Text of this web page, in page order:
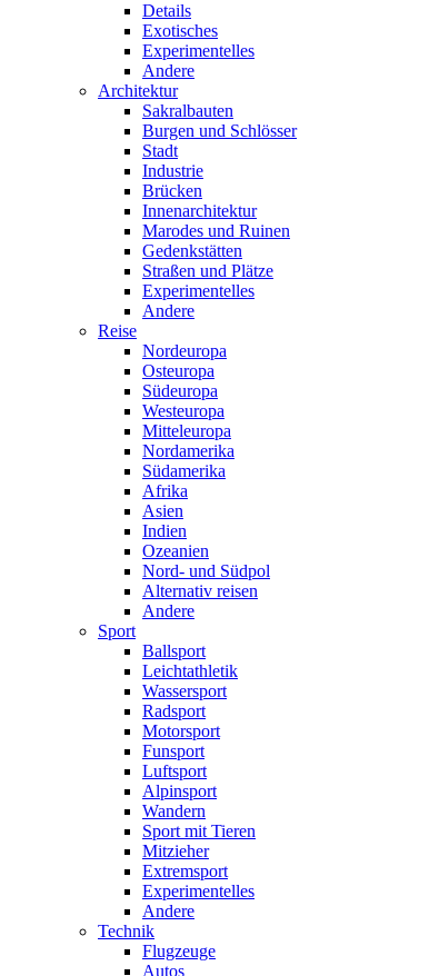
Details
Exotisches
Experimentelles
Andere
Architektur
Sakralbauten
Burgen und Schlösser
Stadt
Industrie
Brücken
Innenarchitektur
Marodes und Ruinen
Gedenkstätten
Straßen und Plätze
Experimentelles
Andere
Reise
Nordeuropa
Osteuropa
Südeuropa
Westeuropa
Mitteleuropa
Nordamerika
Südamerika
Afrika
Asien
Indien
Ozeanien
Nord- und Südpol
Alternativ reisen
Andere
Sport
Ballsport
Leichtathletik
Wassersport
Radsport
Motorsport
Funsport
Luftsport
Alpinsport
Wandern
Sport mit Tieren
Mitzieher
Extremsport
Experimentelles
Andere
Technik
Flugzeuge
Autos